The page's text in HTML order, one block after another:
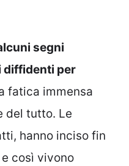
segni
diffidenti per
fatica immensa
del tutto. Le
hanno inciso fin
così vivono